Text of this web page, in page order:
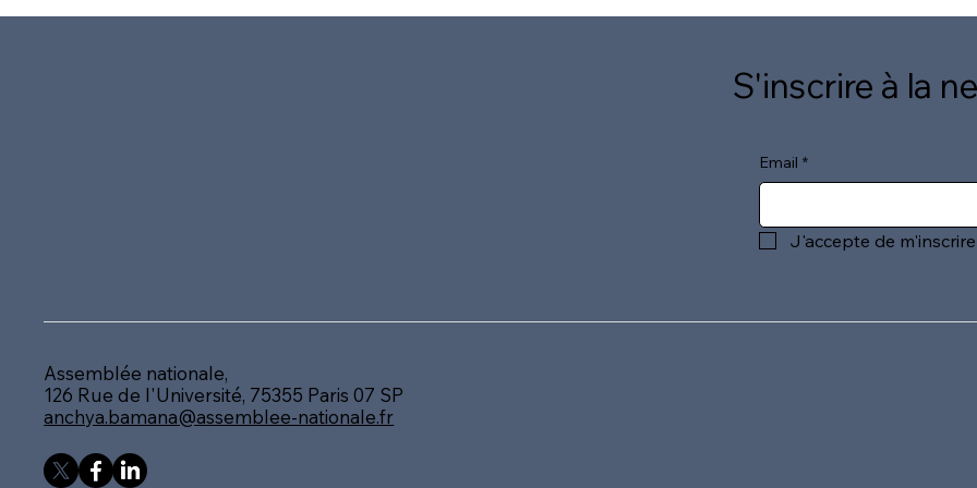
S'inscrire à la
Email *
J'accepte de m'inscrire
Assemblée nationale,
126 Rue de l'Université, 75355 Paris 07 SP
anchya.bamana@assemblee-nationale.fr